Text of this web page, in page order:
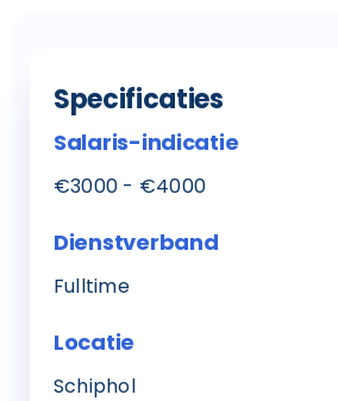
Specificaties
Salaris-indicatie
€3000 - €4000
Dienstverband
Fulltime
Locatie
Schiphol